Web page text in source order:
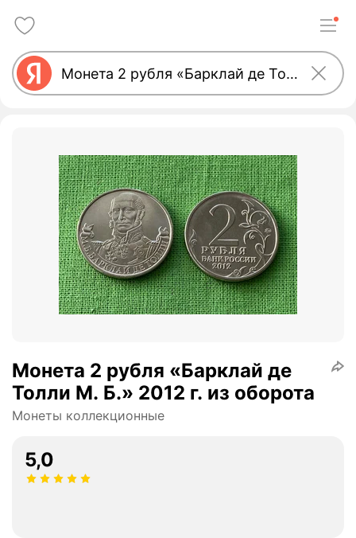
Монета 2 рубля «Барклай де
Толли М. Б.» 2012 г. из оборота
Монеты коллекционные
5,0